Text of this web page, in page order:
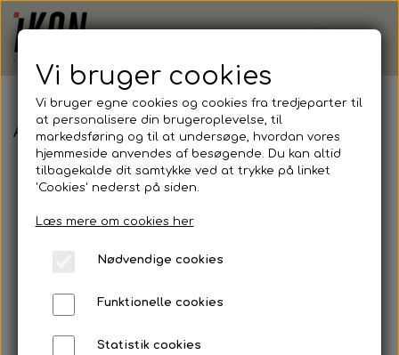
Adidas, Squadra 21 Training Top, Junior
Vi bruger cookies
Vi bruger egne cookies og cookies fra tredjeparter til
at personalisere din brugeroplevelse, til
markedsføring og til at undersøge, hvordan vores
hjemmeside anvendes af besøgende. Du kan altid
tilbagekalde dit samtykke ved at trykke på linket
'Cookies' nederst på siden.
Læs mere om cookies her
Nødvendige cookies
Funktionelle cookies
Statistik cookies